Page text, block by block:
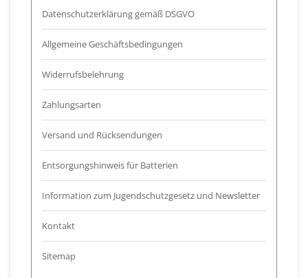
Datenschutzerklärung gemäß DSGVO
Allgemeine Geschäftsbedingungen
Widerrufsbelehrung
Zahlungsarten
Versand und Rücksendungen
Entsorgungshinweis für Batterien
Information zum Jugendschutzgesetz und Newsletter
Kontakt
Sitemap